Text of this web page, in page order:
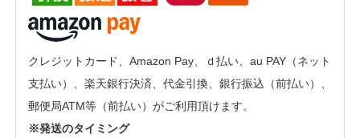
クレジットカード、Amazon Pay、ｄ払い、au PAY（ネット
支払い）、楽天銀行決済、代金引換、銀行振込（前払い）、
郵便局ATM等（前払い）がご利用頂けます。
※発送のタイミング